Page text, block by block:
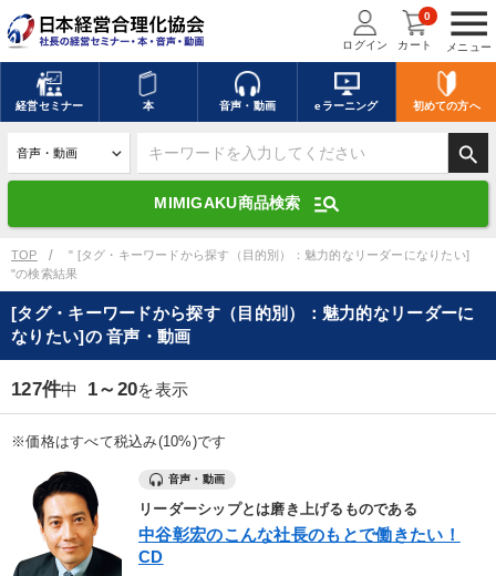
menu
メニュー
ログイン カート
0
経営セミナー 本 音声・動画 eラーニング 初めての方へ
search
MIMIGAKU商品検索 manage_search
キーワードを入力して探す
デジタル版対応のみ検索結果に表示する
search 上記の条件で検索
mic 講演収録物を探す
ます
カテゴリー
優秀各社の智恵と戦略 事業家のロマンと経営
若手異才経営者の発想
TOP
" [タグ・キーワードから探す（目的別）：魅力的なリーダーになりたい]
"の検索結果
[タグ・キーワードから探す（目的別）：魅力的なリーダーに
なりたい]の 音声・動画
127件中 1～20を表示
※価格はすべて税込み(10%)です
音声・動画
リーダーシップとは磨き上げるものである
中谷彰宏のこんな社長のもとで働きたい！
CD